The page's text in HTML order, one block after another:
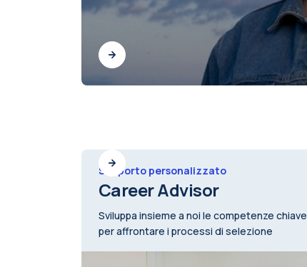
Supporto personalizzato
Career Advisor
Sviluppa insieme a noi le competenze chiave
per affrontare i processi di selezione